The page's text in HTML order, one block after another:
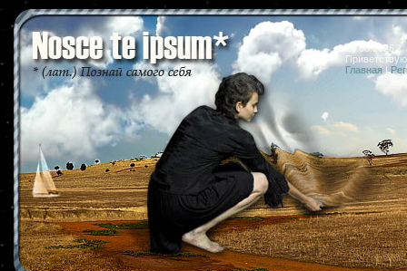
10.08.2026
Главная |